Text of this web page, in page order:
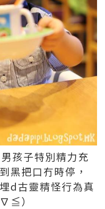
孩子特別精力充
黑把口冇時停，
d古靈精怪行為真
）